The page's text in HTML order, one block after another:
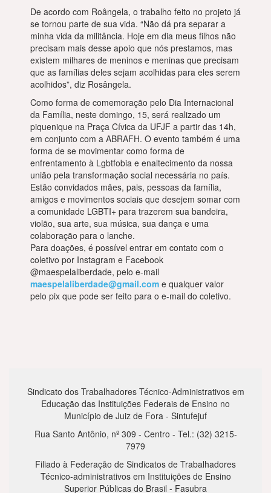
De acordo com Roângela, o trabalho feito no projeto já
se tornou parte de sua vida. “Não dá pra separar a
minha vida da militância. Hoje em dia meus filhos não
precisam mais desse apoio que nós prestamos, mas
existem milhares de meninos e meninas que precisam
que as famílias deles sejam acolhidas para eles serem
acolhidos”, diz Rosângela.
Como forma de comemoração pelo Dia Internacional
da Família, neste domingo, 15, será realizado um
piquenique na Praça Cívica da UFJF a partir das 14h,
em conjunto com a ABRAFH. O evento também é uma
forma de se movimentar como forma de
enfrentamento à Lgbtfobia e enaltecimento da nossa
união pela transformação social necessária no país.
Estão convidados mães, pais, pessoas da família,
amigos e movimentos sociais que desejem somar com
a comunidade LGBTI+ para trazerem sua bandeira,
violão, sua arte, sua música, sua dança e uma
colaboração para o lanche.
Para doações, é possível entrar em contato com o
coletivo por Instagram e Facebook
@maespelaliberdade, pelo e-mail
maespelaliberdade@gmail.com e qualquer valor
pelo pix que pode ser feito para o e-mail do coletivo.
Sindicato dos Trabalhadores Técnico-Administrativos em
Educação das Instituições Federais de Ensino no
Município de Juiz de Fora - Sintufejuf
Rua Santo Antônio, nº 309 - Centro - Tel.: (32) 3215-
7979
Filiado à Federação de Sindicatos de Trabalhadores
Técnico-administrativos em Instituições de Ensino
Superior Públicas do Brasil - Fasubra